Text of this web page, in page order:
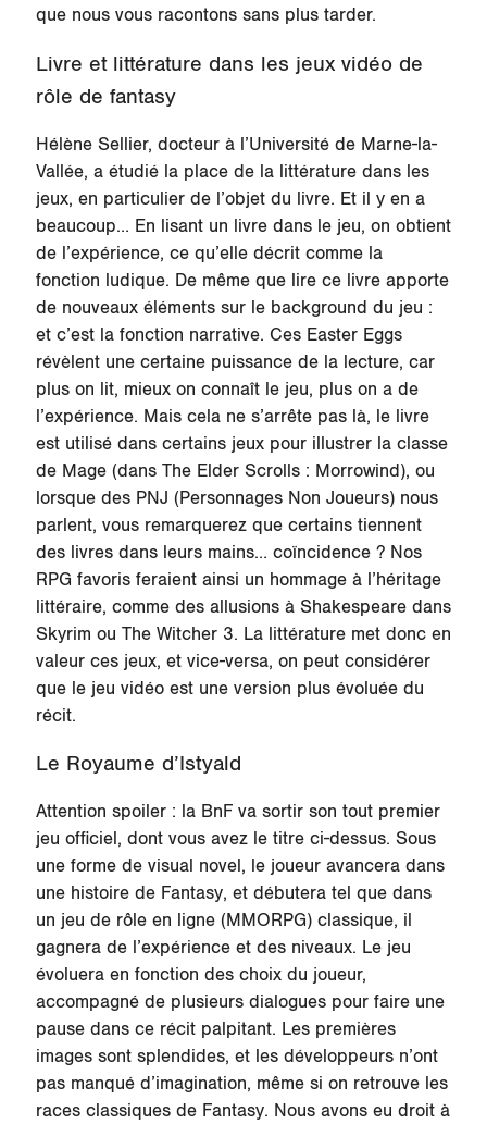
que nous vous racontons sans plus tarder.
Livre et littérature dans les jeux vidéo de
rôle de fantasy
Hélène Sellier, docteur à l’Université de Marne-la-
Vallée, a étudié la place de la littérature dans les
jeux, en particulier de l’objet du livre. Et il y en a
beaucoup… En lisant un livre dans le jeu, on obtient
de l’expérience, ce qu’elle décrit comme la
fonction ludique. De même que lire ce livre apporte
de nouveaux éléments sur le background du jeu :
et c’est la fonction narrative. Ces Easter Eggs
révèlent une certaine puissance de la lecture, car
plus on lit, mieux on connaît le jeu, plus on a de
l’expérience. Mais cela ne s’arrête pas là, le livre
est utilisé dans certains jeux pour illustrer la classe
de Mage (dans The Elder Scrolls : Morrowind), ou
lorsque des PNJ (Personnages Non Joueurs) nous
parlent, vous remarquerez que certains tiennent
des livres dans leurs mains… coïncidence ? Nos
RPG favoris feraient ainsi un hommage à l’héritage
littéraire, comme des allusions à Shakespeare dans
Skyrim ou The Witcher 3. La littérature met donc en
valeur ces jeux, et vice-versa, on peut considérer
que le jeu vidéo est une version plus évoluée du
récit.
Le Royaume d’Istyald
Attention spoiler : la BnF va sortir son tout premier
jeu officiel, dont vous avez le titre ci-dessus. Sous
une forme de visual novel, le joueur avancera dans
une histoire de Fantasy, et débutera tel que dans
un jeu de rôle en ligne (MMORPG) classique, il
gagnera de l’expérience et des niveaux. Le jeu
évoluera en fonction des choix du joueur,
accompagné de plusieurs dialogues pour faire une
pause dans ce récit palpitant. Les premières
images sont splendides, et les développeurs n’ont
pas manqué d’imagination, même si on retrouve les
races classiques de Fantasy. Nous avons eu droit à